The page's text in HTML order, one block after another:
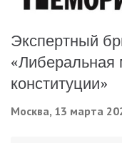
Экспертный
«Либеральная
конституции»
Москва, 13 марта